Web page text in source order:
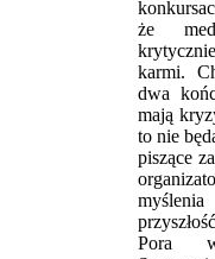
że
karmi.
dwa
mają
to nie
piszące
myślenia
Pora